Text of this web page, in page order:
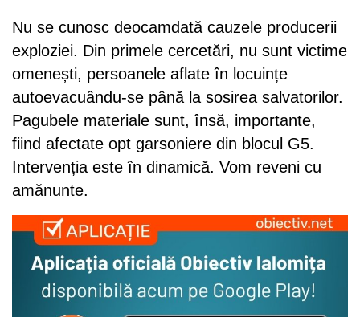
Nu se cunosc deocamdată cauzele producerii
exploziei. Din primele cercetări, nu sunt victime
omenești, persoanele aflate în locuințe
autoevacuându-se până la sosirea salvatorilor.
Pagubele materiale sunt, însă, importante,
fiind afectate opt garsoniere din blocul G5.
Intervenția este în dinamică. Vom reveni cu
amănunte.